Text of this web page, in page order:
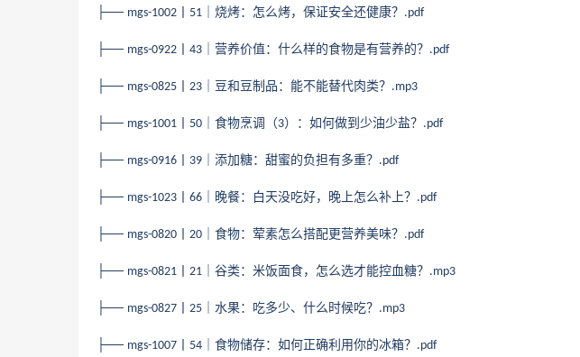
├── mgs-1002 51 ｜烧烤：怎么烤，保证安全还健康？ .pdf
├── mgs-0922 43 ｜营养价值：什么样的食物是有营养的？ .pdf
├── mgs-0825 23 ｜豆和豆制品：能不能替代肉类？ .mp3
├── mgs-1001 50 ｜食物烹调（3）：如何做到少油少盐？ .pdf
├── mgs-0916 39 ｜添加糖：甜蜜的负担有多重？ .pdf
├── mgs-1023 66 ｜晚餐：白天没吃好，晚上怎么补上？ .pdf
├── mgs-0820 20 ｜食物：荤素怎么搭配更营养美味？ .pdf
├── mgs-0821 21 ｜谷类：米饭面食，怎么选才能控血糖？ .mp3
├── mgs-0827 25 ｜水果：吃多少、什么时候吃？ .mp3
├── mgs-1007 54 ｜食物储存：如何正确利用你的冰箱？ .pdf